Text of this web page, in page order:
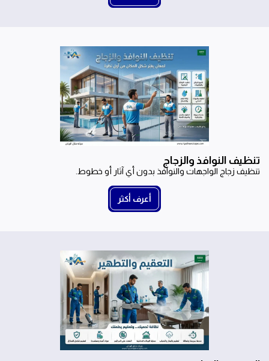
تنظيف النوافذ والزجاج
تنظيف زجاج الواجهات والنوافذ بدون أي آثار أو خطوط.
أعرف أكثر